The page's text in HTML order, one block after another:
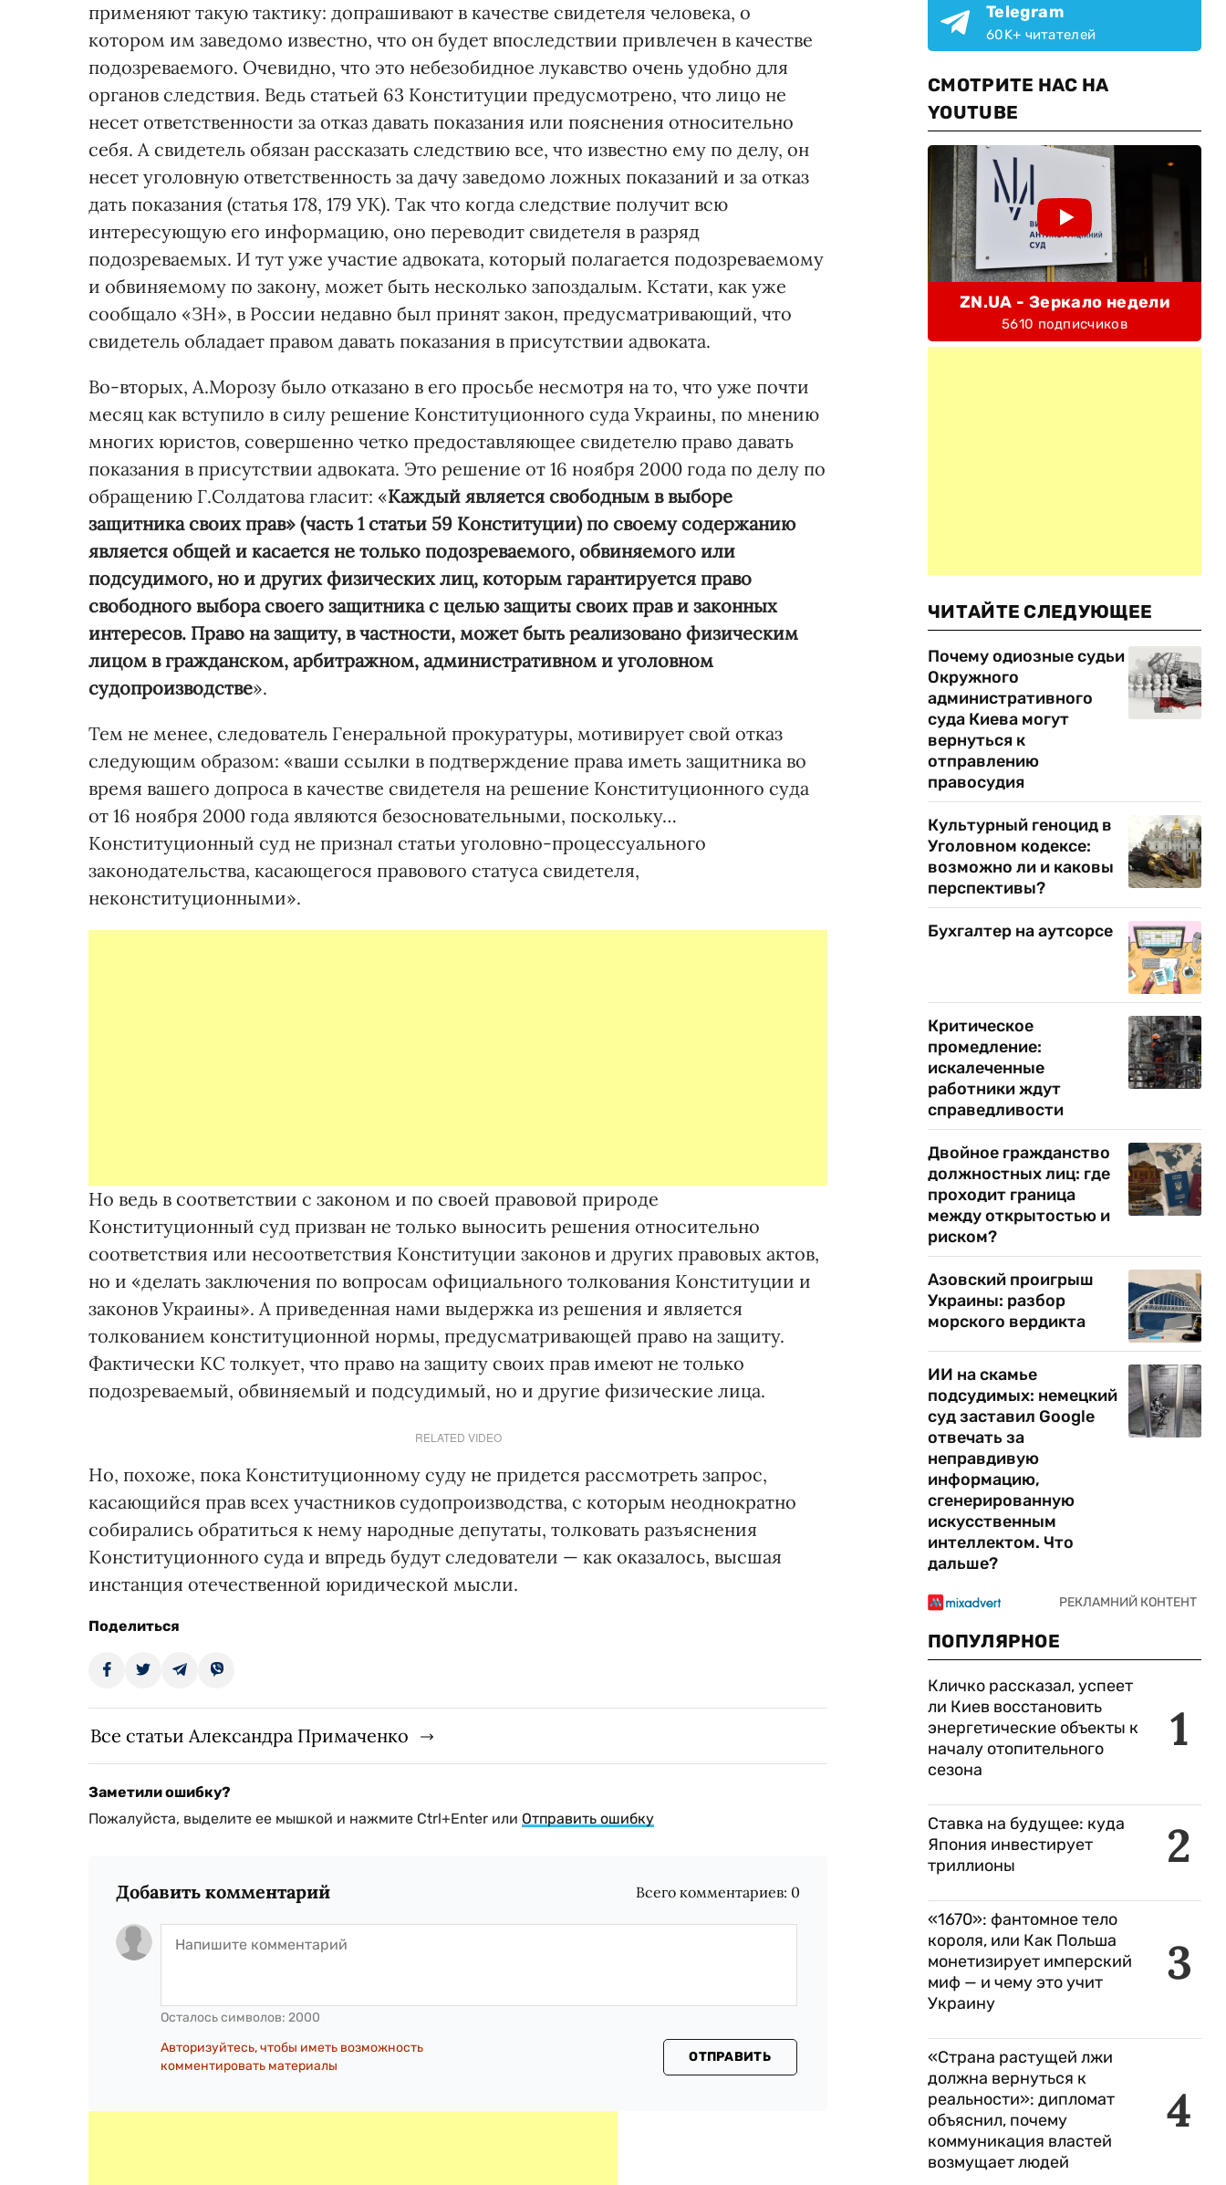
применяют такую тактику: допрашивают в качестве свидетеля человека, о
котором им заведомо известно, что он будет впоследствии привлечен в качестве
подозреваемого. Очевидно, что это небезобидное лукавство очень удобно для
органов следствия. Ведь статьей 63 Конституции предусмотрено, что лицо не
несет ответственности за отказ давать показания или пояснения относительно
себя. А свидетель обязан рассказать следствию все, что известно ему по делу, он
несет уголовную ответственность за дачу заведомо ложных показаний и за отказ
дать показания (статья 178, 179 УК). Так что когда следствие получит всю
интересующую его информацию, оно переводит свидетеля в разряд
подозреваемых. И тут уже участие адвоката, который полагается подозреваемому
и обвиняемому по закону, может быть несколько запоздалым. Кстати, как уже
сообщало «ЗН», в России недавно был принят закон, предусматривающий, что
свидетель обладает правом давать показания в присутствии адвоката.
Во-вторых, А.Морозу было отказано в его просьбе несмотря на то, что уже почти
месяц как вступило в силу решение Конституционного суда Украины, по мнению
многих юристов, совершенно четко предоставляющее свидетелю право давать
показания в присутствии адвоката. Это решение от 16 ноября 2000 года по делу по
обращению Г.Солдатова гласит: «Каждый является свободным в выборе
защитника своих прав» (часть 1 статьи 59 Конституции) по своему содержанию
является общей и касается не только подозреваемого, обвиняемого или
подсудимого, но и других физических лиц, которым гарантируется право
свободного выбора своего защитника с целью защиты своих прав и законных
интересов. Право на защиту, в частности, может быть реализовано физическим
лицом в гражданском, арбитражном, административном и уголовном
судопроизводстве».
Тем не менее, следователь Генеральной прокуратуры, мотивирует свой отказ
следующим образом: «ваши ссылки в подтверждение права иметь защитника во
время вашего допроса в качестве свидетеля на решение Конституционного суда
от 16 ноября 2000 года являются безосновательными, поскольку…
Конституционный суд не признал статьи уголовно-процессуального
законодательства, касающегося правового статуса свидетеля,
неконституционными».
Но ведь в соответствии с законом и по своей правовой природе
Конституционный суд призван не только выносить решения относительно
соответствия или несоответствия Конституции законов и других правовых актов,
но и «делать заключения по вопросам официального толкования Конституции и
законов Украины». А приведенная нами выдержка из решения и является
толкованием конституционной нормы, предусматривающей право на защиту.
Фактически КС толкует, что право на защиту своих прав имеют не только
подозреваемый, обвиняемый и подсудимый, но и другие физические лица.
RELATED VIDEO
Но, похоже, пока Конституционному суду не придется рассмотреть запрос,
касающийся прав всех участников судопроизводства, с которым неоднократно
собирались обратиться к нему народные депутаты, толковать разъяснения
Конституционного суда и впредь будут следователи — как оказалось, высшая
инстанция отечественной юридической мысли.
Поделиться
Все статьи Александра Примаченко
Заметили ошибку?
Пожалуйста, выделите ее мышкой и нажмите Ctrl+Enter или Отправить ошибку
Добавить комментарий Всего комментариев: 0
Осталось символов: 2000
Авторизуйтесь, чтобы иметь возможность
комментировать материалы
ОТПРАВИТЬ
Telegram
60K+ читателей
СМОТРИТЕ НАС НА
YOUTUBE
ZN.UA - Зеркало недели
5610 подписчиков
ЧИТАЙТЕ СЛЕДУЮЩЕЕ
Почему одиозные судьи
Окружного
административного
суда Киева могут
вернуться к
отправлению
правосудия
Культурный геноцид в
Уголовном кодексе:
возможно ли и каковы
перспективы?
Бухгалтер на аутсорсе
Критическое
промедление:
искалеченные
работники ждут
справедливости
Двойное гражданство
должностных лиц: где
проходит граница
между открытостью и
риском?
Азовский проигрыш
Украины: разбор
морского вердикта
ИИ на скамье
подсудимых: немецкий
суд заставил Google
отвечать за
неправдивую
информацию,
сгенерированную
искусственным
интеллектом. Что
дальше?
ПОПУЛЯРНОЕ
1
Кличко рассказал, успеет
ли Киев восстановить
энергетические объекты к
началу отопительного
сезона
2
Ставка на будущее: куда
Япония инвестирует
триллионы
3
«1670»: фантомное тело
короля, или Как Польша
монетизирует имперский
миф — и чему это учит
Украину
4
«Страна растущей лжи
должна вернуться к
реальности»: дипломат
объяснил, почему
коммуникация властей
возмущает людей